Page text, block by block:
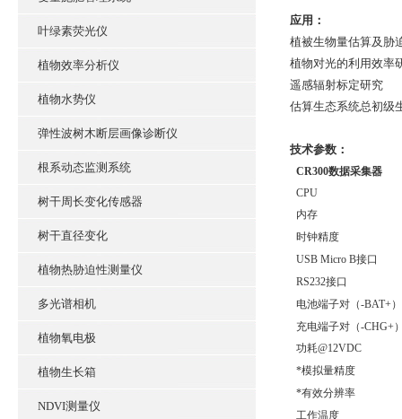
叶绿素荧光仪
植物效率分析仪
植物水势仪
弹性波树木断层画像诊断仪
根系动态监测系统
树干周长变化传感器
树干直径变化
植物热胁迫性测量仪
多光谱相机
植物氧电极
植物生长箱
NDVI测量仪
应用：
植被生物量估算及胁
植物对光的利用效率
遥感辐射标定研究
估算生态系统总初级
技术参数：
CR300数据采集器
CPU
内存
时钟精度
USB Micro B接口
RS232接口
电池端子对（-BAT+）
充电端子对（-CHG+
功耗@12VDC
*模拟量精度
*有效分辨率
工作温度